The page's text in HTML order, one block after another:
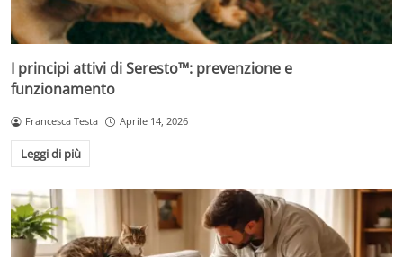
I principi attivi di Seresto™: prevenzione e
funzionamento
Francesca Testa Aprile 14, 2026
Leggi di più